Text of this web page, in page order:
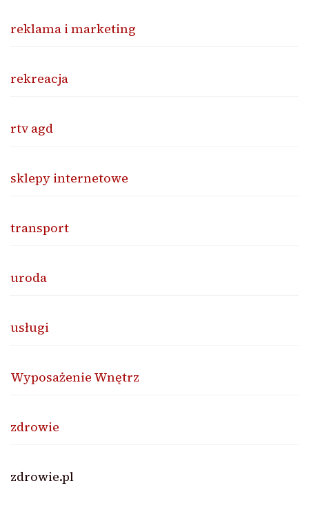
reklama i marketing
rekreacja
rtv agd
sklepy internetowe
transport
uroda
usługi
Wyposażenie Wnętrz
zdrowie
zdrowie.pl